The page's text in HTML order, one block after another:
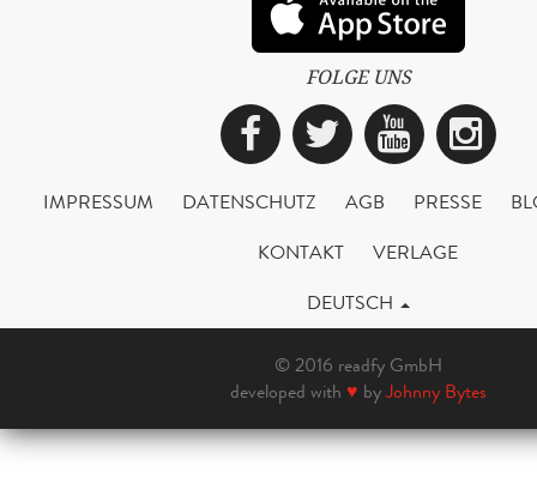
FOLGE UNS
Facebook
Twitter
IMPRESSUM DATENSCHUTZ AGB PRESSE
KONTAKT
VERLAGE
DEUTSCH
© 2016 readfy GmbH
developed with ♥ byJohnny Bytes